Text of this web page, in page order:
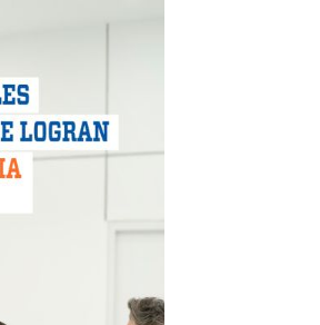
en casa
DE MORA
POR FIESTAS PATRIAS DE